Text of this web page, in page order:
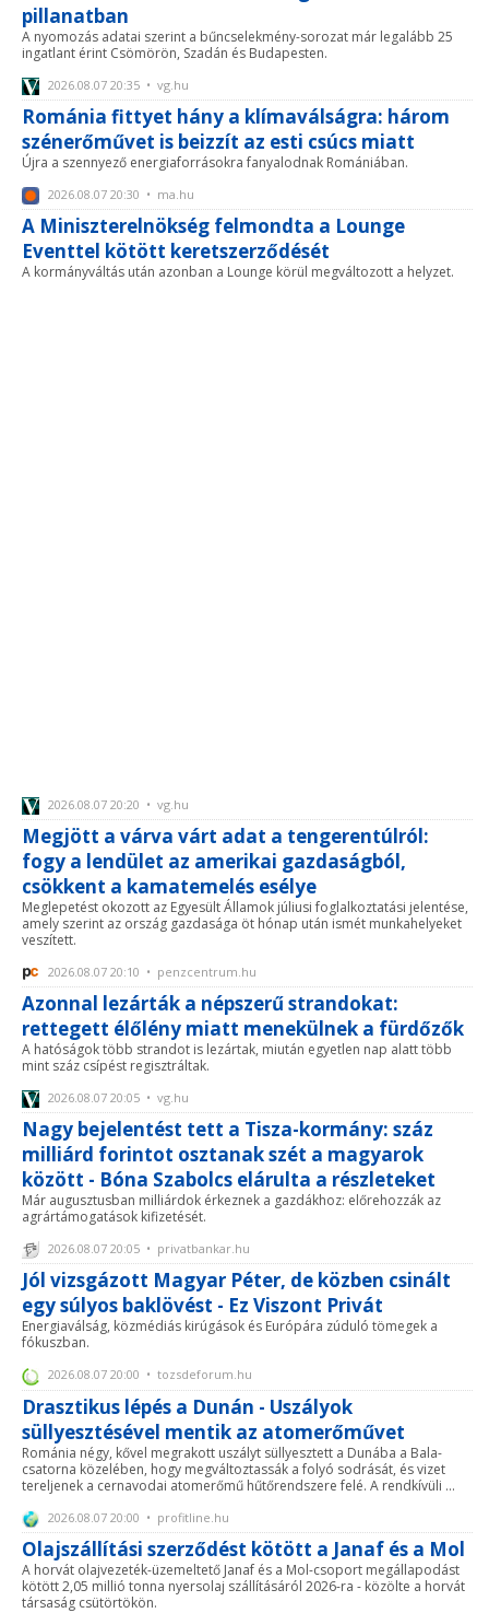
pillanatban
A nyomozás adatai szerint a bűncselekmény-sorozat már legalább 25
ingatlant érint Csömörön, Szadán és Budapesten.
2026.08.07 20:35 • vg.hu
Románia fittyet hány a klímaválságra: három
szénerőművet is beizzít az esti csúcs miatt
Újra a szennyező energiaforrásokra fanyalodnak Romániában.
2026.08.07 20:30 • ma.hu
A Miniszterelnökség felmondta a Lounge
Eventtel kötött keretszerződését
A kormányváltás után azonban a Lounge körül megváltozott a helyzet.
2026.08.07 20:20 • vg.hu
Megjött a várva várt adat a tengerentúlról:
fogy a lendület az amerikai gazdaságból,
csökkent a kamatemelés esélye
Meglepetést okozott az Egyesült Államok júliusi foglalkoztatási jelentése,
amely szerint az ország gazdasága öt hónap után ismét munkahelyeket
veszített.
2026.08.07 20:10 • penzcentrum.hu
Azonnal lezárták a népszerű strandokat:
rettegett élőlény miatt menekülnek a fürdőzők
A hatóságok több strandot is lezártak, miután egyetlen nap alatt több
mint száz csípést regisztráltak.
2026.08.07 20:05 • vg.hu
Nagy bejelentést tett a Tisza-kormány: száz
milliárd forintot osztanak szét a magyarok
között - Bóna Szabolcs elárulta a részleteket
Már augusztusban milliárdok érkeznek a gazdákhoz: előrehozzák az
agrártámogatások kifizetését.
2026.08.07 20:05 • privatbankar.hu
Jól vizsgázott Magyar Péter, de közben csinált
egy súlyos baklövést - Ez Viszont Privát
Energiaválság, közmédiás kirúgások és Európára zúduló tömegek a
fókuszban.
2026.08.07 20:00 • tozsdeforum.hu
Drasztikus lépés a Dunán - Uszályok
süllyesztésével mentik az atomerőművet
Románia négy, kővel megrakott uszályt süllyesztett a Dunába a Bala-
csatorna közelében, hogy megváltoztassák a folyó sodrását, és vizet
tereljenek a cernavodai atomerőmű hűtőrendszere felé. A rendkívüli ...
2026.08.07 20:00 • profitline.hu
Olajszállítási szerződést kötött a Janaf és a Mol
A horvát olajvezeték-üzemeltető Janaf és a Mol-csoport megállapodást
kötött 2,05 millió tonna nyersolaj szállításáról 2026-ra - közölte a horvát
társaság csütörtökön.